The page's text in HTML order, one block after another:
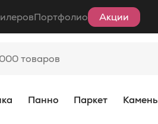
Портфолио Акции
Панно Паркет Камень